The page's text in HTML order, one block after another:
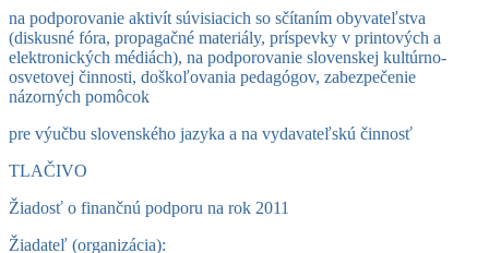
na podporovanie aktivít súvisiacich so sčítaním obyvateľstva
(diskusné fóra, propagačné materiály, príspevky v printových a
elektronických médiách), na podporovanie slovenskej kultúrno-
osvetovej činnosti, doškoľovania pedagógov, zabezpečenie
názorných pomôcok
pre výučbu slovenského jazyka a na vydavateľskú činnosť
TLAČIVO
Žiadosť o finančnú podporu na rok 2011
Žiadateľ (organizácia):